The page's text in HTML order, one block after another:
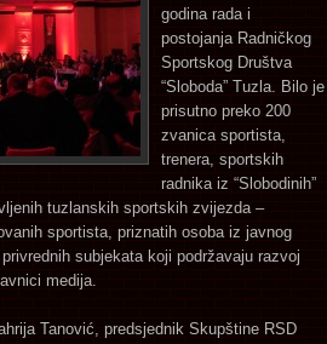
godina rada i
postojanja Radničkog
Sportskog Društva
“Sloboda” Tuzla. Bilo je
prisutno preko 200
zvanica sportista,
trenera, sportskih
radnika iz “Slobodinih”
tuzlanskih sportskih zvijezda –
sportista, priznatih osoba iz javnog
subjekata koji podržavaju razvoj
medija.
Tanović, predsjednik Skupštine RSD